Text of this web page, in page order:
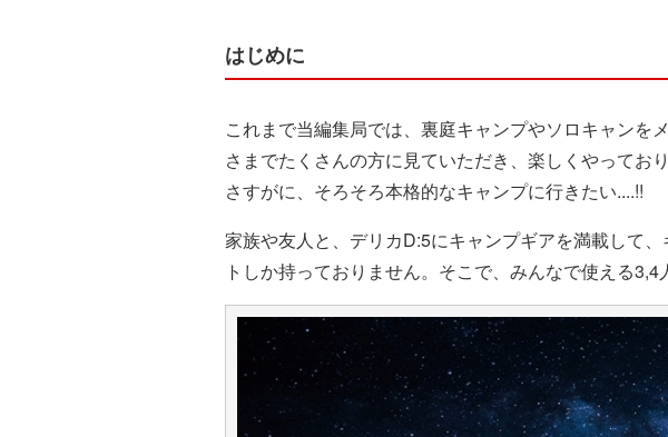
はじめに
これまで当編集局では、裏庭キャンプやソロキャン
さまでたくさんの方に見ていただき、楽しくやっており
さすがに、そろそろ本格的なキャンプに行きたい....!!
家族や友人と、デリカD:5にキャンプギアを満載して
トしか持っておりません。そこで、みんなで使える3,4